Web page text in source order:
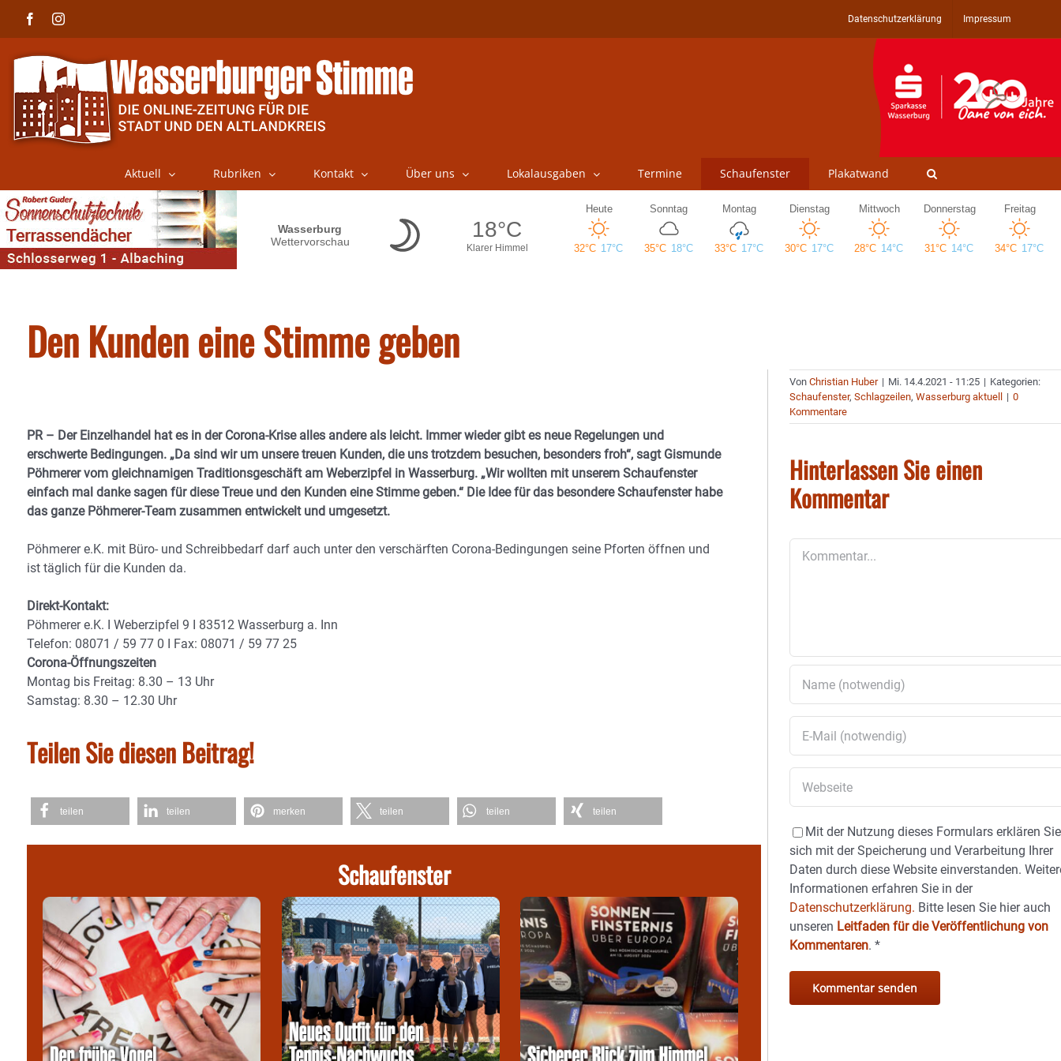
FacebookInstagram Datenschutzerklärung Impressum
Aktuell Rubriken Kontakt Über uns Lokalausgaben Termine Schaufenster Plakatwand
Den Kunden eine Stimme geben
PR – Der Einzelhandel hat es in der Corona-Krise alles andere als leicht. Immer wieder gibt es neue Regelungen und
erschwerte Bedingungen. „Da sind wir um unsere treuen Kunden, die uns trotzdem besuchen, besonders froh“, sagt Gismunde
Pöhmerer vom gleichnamigen Traditionsgeschäft am Weberzipfel in Wasserburg. „Wir wollten mit unserem Schaufenster
einfach mal danke sagen für diese Treue und den Kunden eine Stimme geben.“ Die Idee für das besondere Schaufenster habe
das ganze Pöhmerer-Team zusammen entwickelt und umgesetzt.
Pöhmerer e.K. mit Büro- und Schreibbedarf darf auch unter den verschärften Corona-Bedingungen seine Pforten öffnen und
ist täglich für die Kunden da.
Direkt-Kontakt:
Pöhmerer e.K. I Weberzipfel 9 I 83512 Wasserburg a. Inn
Telefon: 08071 / 59 77 0 I Fax: 08071 / 59 77 25
Corona-Öffnungszeiten
Montag bis Freitag: 8.30 – 13 Uhr
Samstag: 8.30 – 12.30 Uhr
Teilen Sie diesen Beitrag!
teilen teilen merken teilen teilen teilen
Schaufenster
VonChristian Huber | Mi. 14.4.2021 - 11:25 | Kategorien:
Schaufenster,Schlagzeilen,Wasserburg aktuell | 0
Kommentare
Hinterlassen Sie einen
Kommentar
Mit der Nutzung dieses Formulars erklären Sie
sich mit der Speicherung und Verarbeitung Ihrer
Daten durch diese Website einverstanden.
Informationen erfahren Sie in der
Datenschutzerklärung. Bitte lesen Sie hier auch
unseren Leitfaden für die Veröffentlichung von
Kommentaren.*